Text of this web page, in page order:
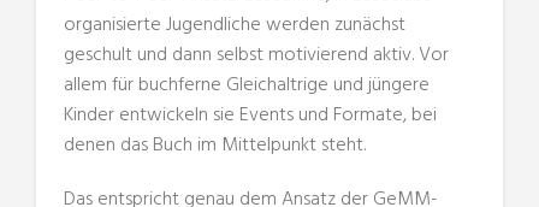
organisierte Jugendliche werden zunächst
geschult und dann selbst motivierend aktiv. Vor
allem für buchferne Gleichaltrige und jüngere
Kinder entwickeln sie Events und Formate, bei
denen das Buch im Mittelpunkt steht.
Das entspricht genau dem Ansatz der GeMM-